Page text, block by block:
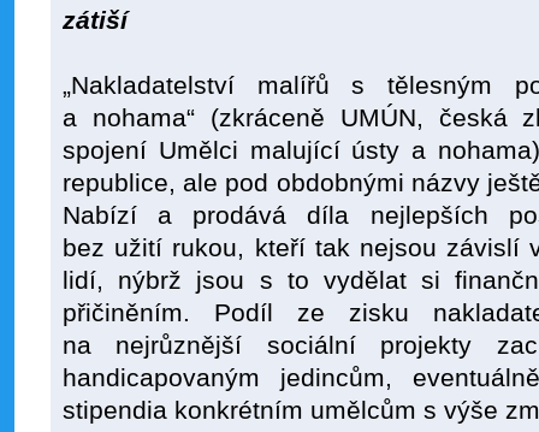
zátiší
„Nakladatelství malířů s tělesným
a nohama“ (zkráceně UMÚN, česká
spojení Umělci malující ústy a
republice, ale pod obdobnými názvy
Nabízí a prodává díla nejlepších
bez užití rukou, kteří tak nejsou závislí
lidí, nýbrž jsou s to vydělat si
přičiněním. Podíl ze zisku
na nejrůznější sociální projekty
handicapovaným jedincům,
stipendia konkrétním umělcům s výše